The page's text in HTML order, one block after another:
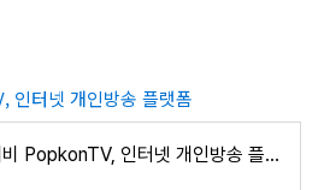
터넷 개인방송 플랫폼
팝콘티비 PopkonTV, 인터넷 개인방송 플랫폼